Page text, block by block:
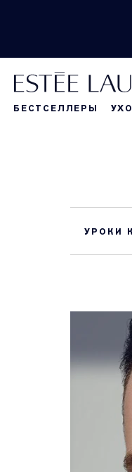
БЕСТСЕЛЛЕРЫ
УРОКИ